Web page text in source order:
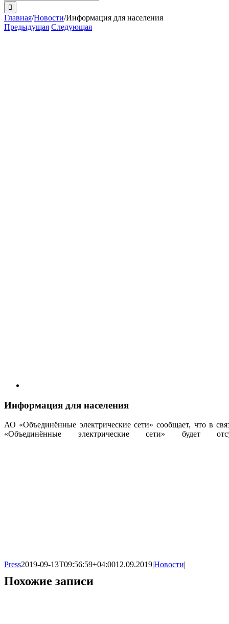
поиска:
Главная/Новости/Информация для населения
Предыдущая Следующая
Информация для населения
АО «Объединённые электрические сети» сообщает, что в
«Объединённые электрические сети» будет
Press2019-09-13T09:56:59+04:0012.09.2019|Новости|
Похожие записи